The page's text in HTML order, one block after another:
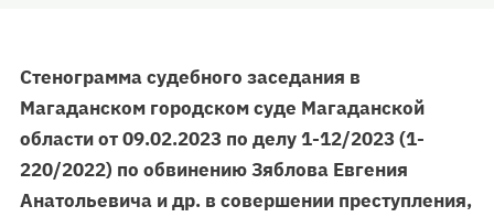
Стенограмма судебного заседания в
Магаданском городском суде Магаданской
области от 09.02.2023 по делу 1-12/2023 (1-
220/2022) по обвинению Зяблова Евгения
Анатольевича и др. в совершении преступления,